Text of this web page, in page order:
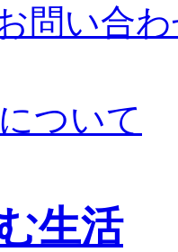
問い合
ついて
生活